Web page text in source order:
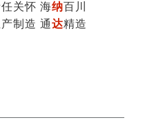
关怀 海纳百川
制造 通达精造